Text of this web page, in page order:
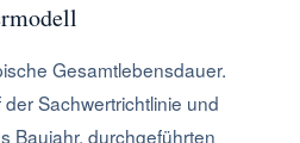
Gesamtlebensdauer.
Sachwertrichtlinie und
Baujahr, durchgeführten